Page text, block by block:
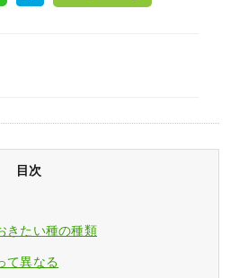
目次
きたい種の種類
て異なる